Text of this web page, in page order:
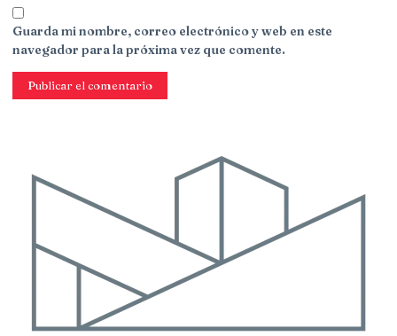
Guarda mi nombre, correo electrónico y web en este
navegador para la próxima vez que comente.